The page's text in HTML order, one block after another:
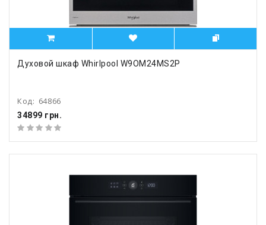
Духовой шкаф Whirlpool W9OM24MS2P
Код: 64866
34899 грн.